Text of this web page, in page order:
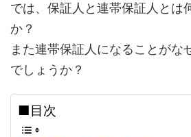
では、保証人と連帯保証人とは
か？
また連帯保証人になることがな
でしょうか？
■目次